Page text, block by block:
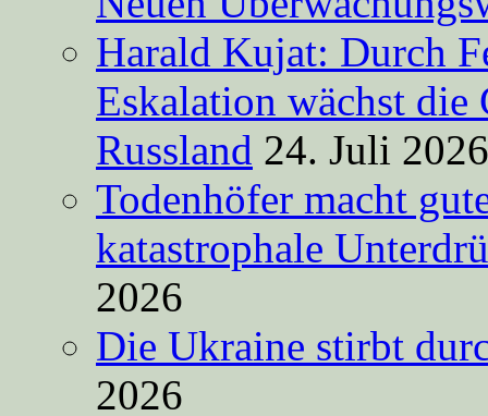
Harald Kujat: Durch
Eskalation wächst die
Russland 24. Juli 2026
Todenhöfer macht
katastrophale
2026
Die Ukraine stirbt
2026